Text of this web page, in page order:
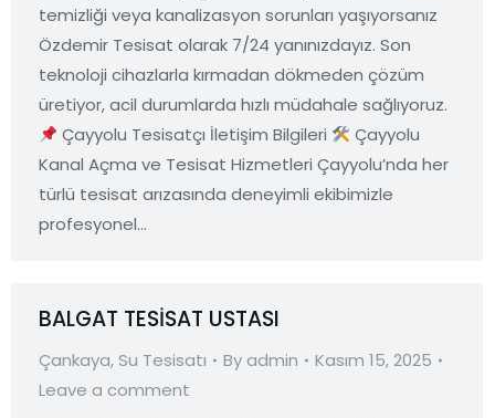
temizliği veya kanalizasyon sorunları yaşıyorsanız
Özdemir Tesisat olarak 7/24 yanınızdayız. Son
teknoloji cihazlarla kırmadan dökmeden çözüm
üretiyor, acil durumlarda hızlı müdahale sağlıyoruz.
Çayyolu Tesisatçı İletişim Bilgileri
Çayyolu
Kanal Açma ve Tesisat Hizmetleri Çayyolu’nda her
türlü tesisat arızasında deneyimli ekibimizle
profesyonel…
BALGAT TESİSAT USTASI
Çankaya,Su Tesisatı By admin
Kasım 15, 2025
Leave a comment